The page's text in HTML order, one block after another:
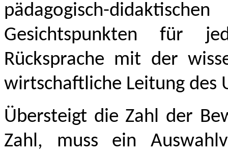
pädagogisch-
Gesichtspunkten für
Rücksprache mit der
wirtschaftliche Leitung des
Übersteigt die Zahl der
Zahl, muss ein